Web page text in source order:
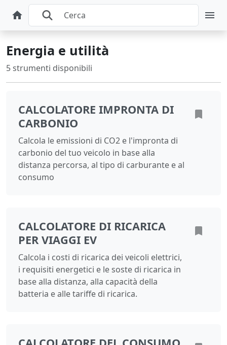
Energia e utilità
5 strumenti disponibili
CALCOLATORE IMPRONTA DI
CARBONIO
Calcola le emissioni di CO2 e l'impronta di
carbonio del tuo veicolo in base alla
distanza percorsa, al tipo di carburante e al
consumo
CALCOLATORE DI RICARICA
PER VIAGGI EV
Calcola i costi di ricarica dei veicoli elettrici,
i requisiti energetici e le soste di ricarica in
base alla distanza, alla capacità della
batteria e alle tariffe di ricarica.